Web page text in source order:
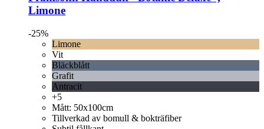
Limone
-25%
Limone
Vit
Bläckblått
Grafit
Antracit
+5
Mått: 50x100cm
Tillverkad av bomull & bokträfiber